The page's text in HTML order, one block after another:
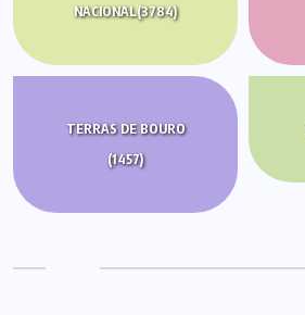
NACIONAL(3784)
TERRAS DE BOURO
(1457)